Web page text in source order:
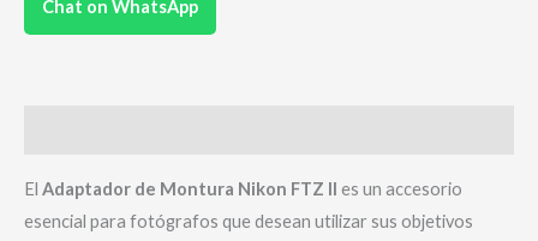
Chat on WhatsApp
El Adaptador de Montura Nikon FTZ II es un accesorio
esencial para fotógrafos que desean utilizar sus objetivos